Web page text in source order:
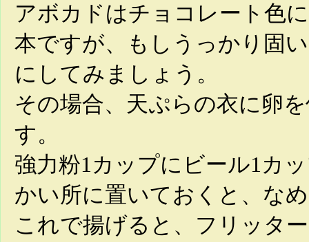
アボカドはチョコレート色
本ですが、もしうっかり固
にしてみましょう。
その場合、天ぷらの衣に卵
す。
強力粉1カップにビール1カ
かい所に置いておくと、な
これで揚げると、フリッタ